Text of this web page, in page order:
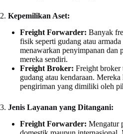
2. Kepemilikan Aset:
Freight Forwarder: Banyak
fisik seperti gudang atau
menawarkan penyimpanan dan
mereka sendiri.
Freight Broker: Freight broker
gudang atau kendaraan. Mereka
pengiriman yang dimiliki oleh
3. Jenis Layanan yang Ditangani:
Freight Forwarder: Mengatur